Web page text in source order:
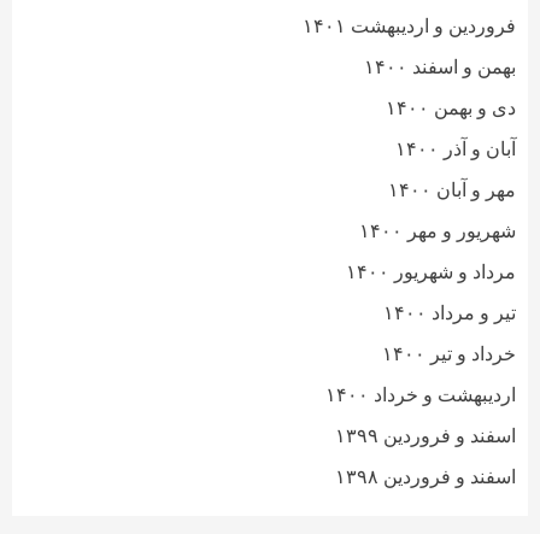
فروردین و اردیبهشت ۱۴۰۱
بهمن و اسفند ۱۴۰۰
دی و بهمن ۱۴۰۰
آبان و آذر ۱۴۰۰
مهر و آبان ۱۴۰۰
شهریور و مهر ۱۴۰۰
مرداد و شهریور ۱۴۰۰
تیر و مرداد ۱۴۰۰
خرداد و تیر ۱۴۰۰
اردیبهشت و خرداد ۱۴۰۰
اسفند و فروردین ۱۳۹۹
اسفند و فروردین ۱۳۹۸